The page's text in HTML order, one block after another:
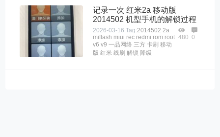
记录一次 红米2a 移动版
2014502 机型手机的解锁过程
2026-03-16 Tag:2014502 2a
miflash miui rec redmi rom root
v6 v9 一品网络 三方 卡刷 移动
版 红米 线刷 解锁 降级
480 0